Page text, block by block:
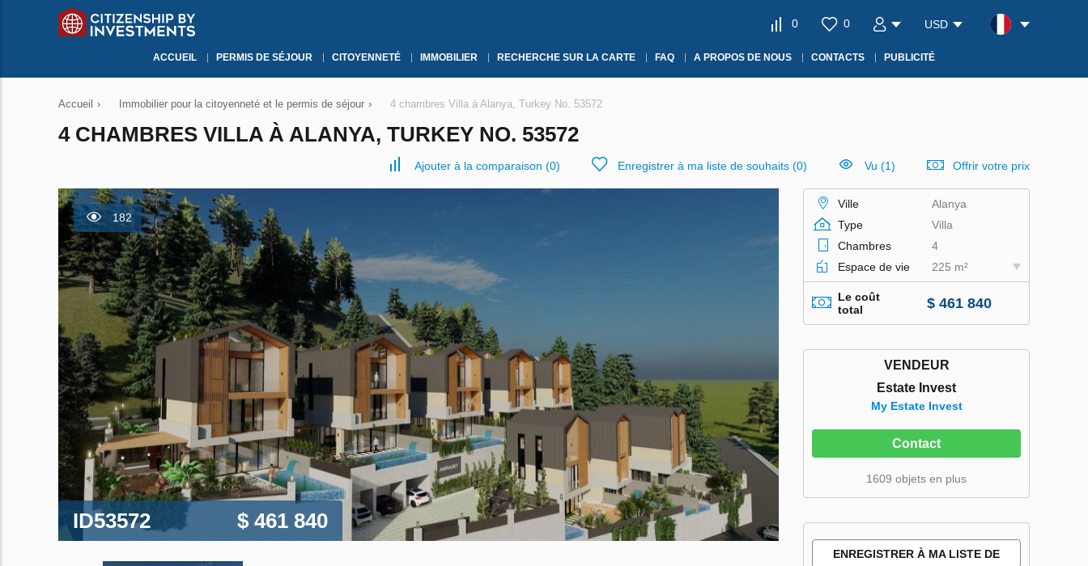
0 0 USD
ACCUEIL PERMIS DE SÉJOUR CITOYENNETÉ IMMOBILIER RECHERCHE SUR LA CARTE FAQ A PROPOS DE NOUS CONTACTS PUBLICITÉ
Accueil › Immobilier pour la citoyenneté et le permis de séjour › 4 chambres Villa à Alanya, Turkey No. 53572
4 CHAMBRES VILLA À ALANYA, TURKEY NO. 53572
Ajouter à la comparaison (0) Enregistrer à ma liste de souhaits (0) Vu (1) Offrir votre prix
182
ID53572 $ 461 840
Ville
Alanya
Type
Villa
Chambres
4
Espace de vie
225 m²
Le coût
total
$ 461 840
VENDEUR
Estate Invest
My Estate Invest
Contact
1609 objets en plus
ENREGISTRER À MA LISTE DE